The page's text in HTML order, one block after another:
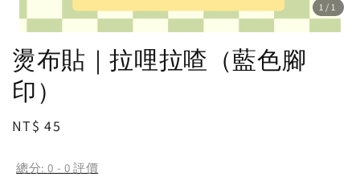
1 /1
燙布貼｜拉哩拉喳（藍色腳
印）
Regular
NT$ 45
總分:0 - 0 評價